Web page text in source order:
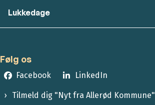
Lukkedage
Følg os
Facebook LinkedIn
Tilmeld dig "Nyt fra Allerød Kommune"